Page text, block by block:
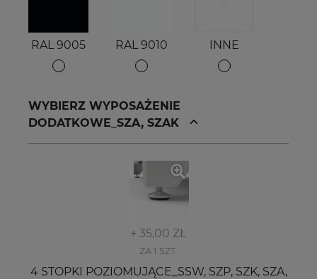
RAL 9005 RAL 9010 INNE
WYBIERZ WYPOSAŻENIE
DODATKOWE_SZA, SZAK
+ 35,00 ZŁ
ZA 1 SZT.
4 STOPKI POZIOMUJĄCE_SSW, SZP, SZK, SZA,